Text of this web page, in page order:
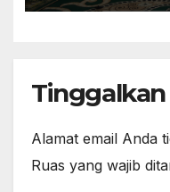
Tinggalkan
Alamat email Anda
Ruas yang wajib